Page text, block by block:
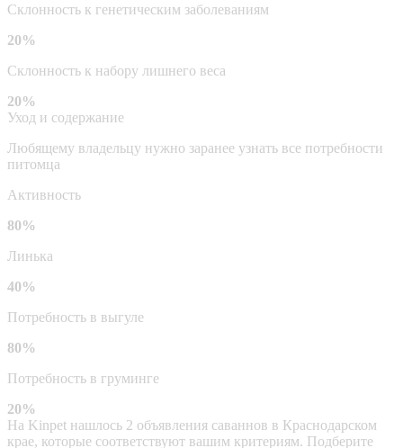
Склонность к генетическим заболеваниям
20%
Склонность к набору лишнего веса
20%
Уход и содержание
Любящему владельцу нужно заранее узнать все потребности
питомца
Активность
80%
Линька
40%
Потребность в выгуле
80%
Потребность в груминге
20%
На Kinpet нашлось 2 объявления саваннов в Краснодарском
крае, которые соответствуют вашим критериям. Подберите